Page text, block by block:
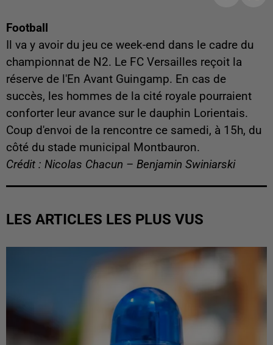
Football
Il va y avoir du jeu ce week-end dans le cadre du
championnat de N2. Le FC Versailles reçoit la
réserve de l'En Avant Guingamp. En cas de
succès, les hommes de la cité royale pourraient
conforter leur avance sur le dauphin Lorientais.
Coup d'envoi de la rencontre ce samedi, à 15h, du
côté du stade municipal Montbauron.
Crédit : Nicolas Chacun – Benjamin Swiniarski
LES ARTICLES LES PLUS VUS